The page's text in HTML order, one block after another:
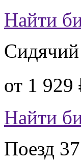
Найти
Сидячий
от 1 929
Найти
Поезд